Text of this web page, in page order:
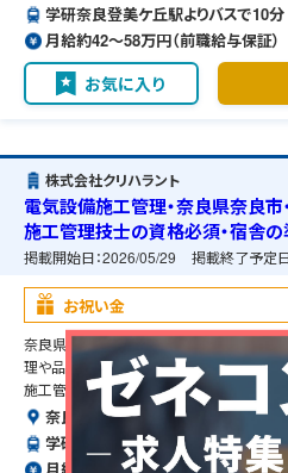
学研奈良登美ケ丘駅よりバスで10分
月給約42〜58万円（前職給与保証）
お気に入り
株式会社クリハラント
電気設備施工管理・奈良県奈良市
施工管理技士の資格必須・宿舎
掲載開始日：2026/05/29 掲載終了予定日
お祝い金
奈良県奈良市の電気新築工事に伴う電気
理や品質管理、工程管理などの管理補助
施工管理技士の資格必須となります。
奈良県奈良市
学研奈良登美ケ丘駅よりバスで10分